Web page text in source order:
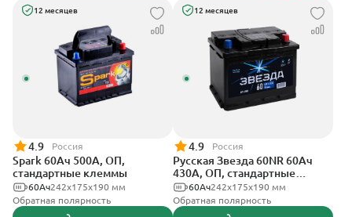
12 месяцев
4.9 Россия
Spark 60Ач 500А, ОП,
стандартные клеммы
242х175х190 мм
60Ач
Обратная полярность
12 месяцев
4.9 Россия
Русская Звезда 60NR 60Ач
430А, ОП, стандартные
клеммы242x175x190 мм
60Ач
Обратная полярность